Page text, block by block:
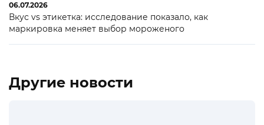
06.07.2026
Вкус vs этикетка: исследование показало, как
маркировка меняет выбор мороженого
Другие новости